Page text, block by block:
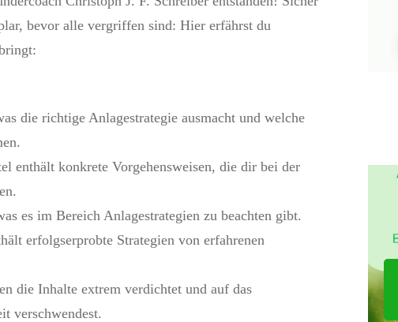
bevor alle vergriffen sind: Hier erfährst du
die richtige Anlagestrategie ausmacht und welche
enthält konkrete Vorgehensweisen, die dir bei der
es im Bereich Anlagestrategien zu beachten gibt.
erfolgserprobte Strategien von erfahrenen
die Inhalte extrem verdichtet und auf das
verschwendest.